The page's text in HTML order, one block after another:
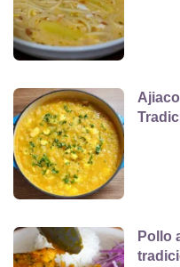
Pollo